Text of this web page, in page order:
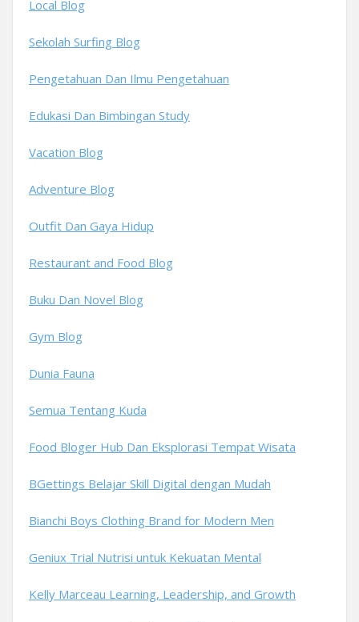
Local Blog
Sekolah Surfing Blog
Pengetahuan Dan Ilmu Pengetahuan
Edukasi Dan Bimbingan Study
Vacation Blog
Adventure Blog
Outfit Dan Gaya Hidup
Restaurant and Food Blog
Buku Dan Novel Blog
Gym Blog
Dunia Fauna
Semua Tentang Kuda
Food Bloger Hub Dan Eksplorasi Tempat Wisata
BGettings Belajar Skill Digital dengan Mudah
Bianchi Boys Clothing Brand for Modern Men
Geniux Trial Nutrisi untuk Kekuatan Mental
Kelly Marceau Learning, Leadership, and Growth